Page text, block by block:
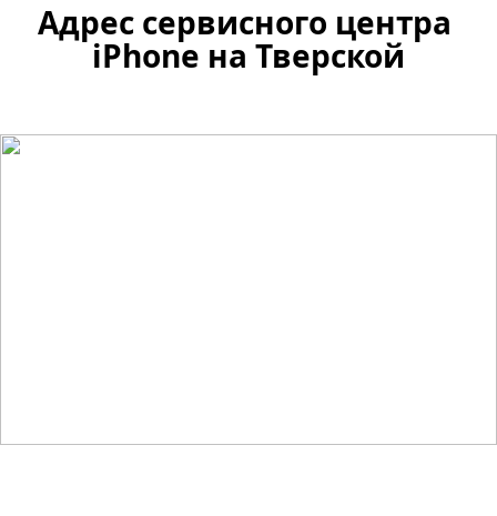
Адрес сервисного центра
iPhone на Тверской